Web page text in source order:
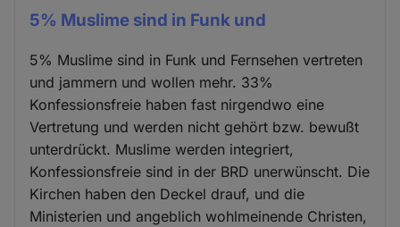
5% Muslime sind in Funk und
5% Muslime sind in Funk und Fernsehen vertreten
und jammern und wollen mehr. 33%
Konfessionsfreie haben fast nirgendwo eine
Vertretung und werden nicht gehört bzw. bewußt
unterdrückt. Muslime werden integriert,
Konfessionsfreie sind in der BRD unerwünscht. Die
Kirchen haben den Deckel drauf, und die
Ministerien und angeblich wohlmeinende Christen,